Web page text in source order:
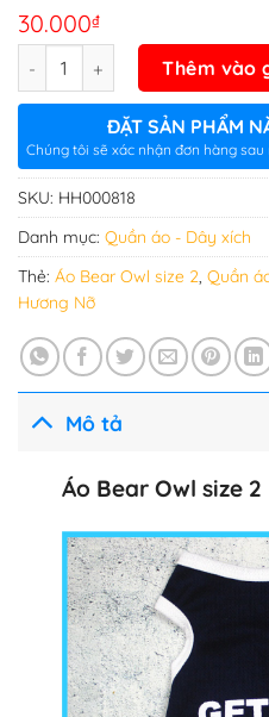
30.000₫
Thêm vào
ĐẶT SẢN PHẨM
Chúng tôi sẽ xác nhận đơn hàng
SKU: HH000818
Danh mục: Quần áo - Dây xích
Thẻ: Áo Bear Owl size 2, Quần
Hương Nỡ
Mô tả
Áo Bear Owl size 2